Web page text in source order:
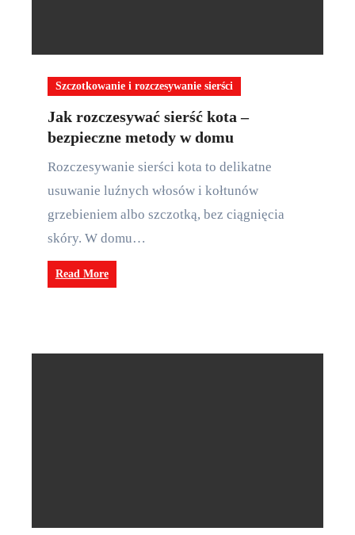
Szczotkowanie i rozczesywanie sierści
Jak rozczesywać sierść kota –
bezpieczne metody w domu
Rozczesywanie sierści kota to delikatne
usuwanie luźnych włosów i kołtunów
grzebieniem albo szczotką, bez ciągnięcia
skóry. W domu…
Read More